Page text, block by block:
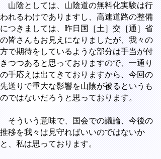
山陰としては、山陰道の無料化実験は行
われるわけでありますし、高速道路の整備
につきましては、昨日国［土］交［通］省
の皆さんもお見えになりましたが、我々の
方で期待をしているような部分は手当が付
きつつあると思っておりますので、一通り
の手応えは出てきておりますから、今回の
先送りで重大な影響を山陰が被るというも
のではないだろうと思っております。
そういう意味で、国会での議論、今後の
推移を我々は見守ればいいのではないか
と、私は思っております。